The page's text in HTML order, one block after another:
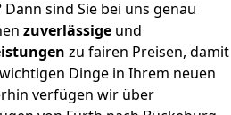
Dann sind Sie bei uns genau
zuverlässige und
zu fairen Preisen, damit
Dinge in Ihrem neuen
verfügen wir über